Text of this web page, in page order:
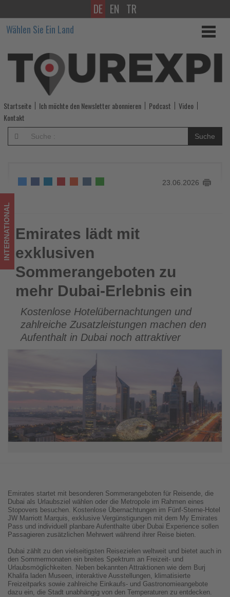
Emirates
lädt
mit
exklusiven
Sommerangeboten
zu
mehr
Erlebnis
ein
-
Wissen,
was
im
Tourismus
los
ist!
DE EN TR
Wählen Sie Ein Land
Startseite Ich möchte den Newsletter abonnieren Podcast
Video
Kontakt
Suche
23.06.2026
Emirates lädt mit exklusiven Sommerangeboten zu mehr
Dubai-Erlebnis ein
INTERNATIONAL Emirates lädt mit
exklusiven
Sommerangeboten zu
mehr Dubai-Erlebnis ein
Kostenlose Hotelübernachtungen und
zahlreiche Zusatzleistungen machen den
Aufenthalt in Dubai noch attraktiver
Emirates startet mit besonderen Sommerangeboten für Reisende, die
Dubai als Urlaubsziel wählen oder die Metropole im Rahmen eines
Stopovers besuchen. Kostenlose Übernachtungen im Fünf-Sterne-Hotel
JW Marriott Marquis, exklusive Vergünstigungen mit dem My Emirates
Pass und individuell planbare Aufenthalte über Dubai Experience sollen
Passagieren zusätzlichen Mehrwert während ihrer Reise bieten.
Dubai zählt zu den vielseitigsten Reisezielen weltweit und bietet auch in
den Sommermonaten ein breites Spektrum an Freizeit- und
Urlaubsmöglichkeiten. Neben bekannten Attraktionen wie dem Burj
Khalifa laden Museen, interaktive Ausstellungen, klimatisierte
Freizeitparks sowie zahlreiche Einkaufs- und Gastronomieangebote
dazu ein, die Stadt unabhängig von den Temperaturen zu entdecken.